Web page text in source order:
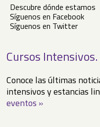
Descubre dónde estamos
Síguenos en Facebook
Síguenos en Twitter
Cursos
Conoce las últimas
intensivos y estancias
eventos »